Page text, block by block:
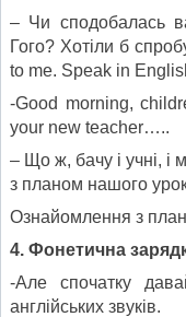
– Чи сподобалась
Гого? Хотіли б
to me. Speak in
-Good morning,
your new teacher…..
– Що ж, бачу і учні, і
з планом нашого
Ознайомлення з
4. Фонетична
-Але спочатку
англійських звуків.